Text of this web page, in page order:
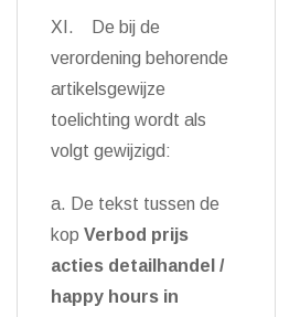
XI. De bij de
verordening behorende
artikelsgewijze
toelichting wordt als
volgt gewijzigd:
a. De tekst tussen de
kop Verbod prijs
acties detailhandel /
happy hours in